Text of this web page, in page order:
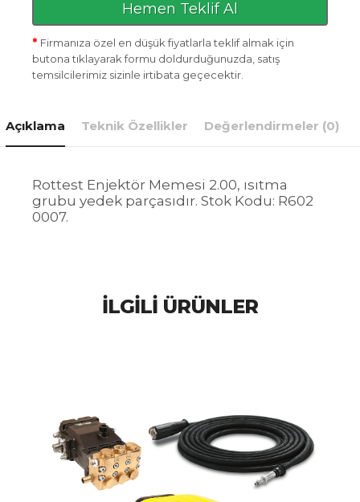
Hemen Teklif Al
* Firmanıza özel en düşük fiyatlarla teklif almak için
butona tıklayarak formu doldurduğunuzda, satış
temsilcilerimiz sizinle irtibata geçecektir.
Açıklama Teknik Özellikler Değerlendirmeler (0)
Rottest Enjektör Memesi 2.00, ısıtma
grubu yedek parçasıdır. Stok Kodu: R602
0007.
İLGILI ÜRÜNLER